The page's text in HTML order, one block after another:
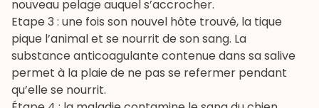
nouveau pelage auquel s’accrocher.
Etape 3 : une fois son nouvel hôte trouvé, la tique
pique l’animal et se nourrit de son sang. La
substance anticoagulante contenue dans sa salive
permet à la plaie de ne pas se refermer pendant
qu’elle se nourrit.